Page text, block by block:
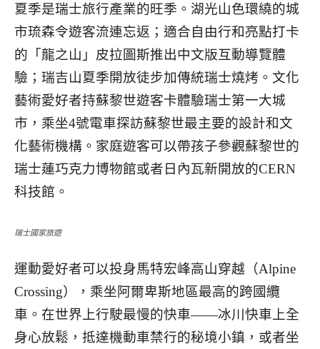
夏季是瑞士旅行產業的旺季。湖光山色環繞的城
市琉森令遊客流連忘返；適合自由行和亮點打卡
的「龍之山」皮拉圖斯推出中文版互動導覽體
驗；瑞吉山夏季開放徒步加傳統瑞士燒烤。文化
藝術愛好者持蘇黎世遊客卡體驗瑞士第一大城
市，乘坐4號電車探訪蘇黎世最主要的設計和文
化藝術機構。家庭遊客可以帶孩子參觀蘇黎世的
瑞士蓮巧克力博物館或者日內瓦新開放的CERN
科技館。
瑞士國家旅遊
運動愛好者可以投身馬特宏峰高山穿越（Alpine
Crossing），乘坐阿爾卑斯地區最高的跨國纜
車。在世界上行駛最慢的快車——冰川快車上全
身心放鬆，抵達機動車禁行的秘境小鎮，或者坐